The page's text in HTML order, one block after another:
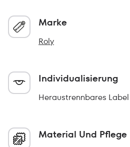
Marke
Roly
Individualisierung
Heraustrennbares Label
Material Und Pflege